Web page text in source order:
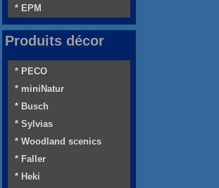
* EPM
Produits décor
* PECO
* miniNatur
* Busch
* Sylvias
* Woodland scenics
* Faller
* Heki